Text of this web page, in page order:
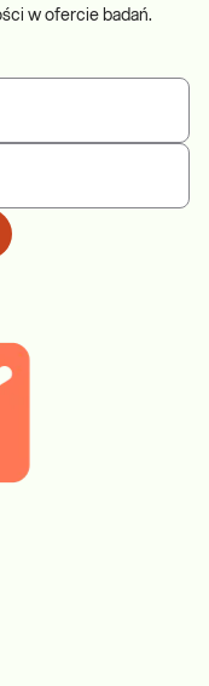
w ofercie badań.